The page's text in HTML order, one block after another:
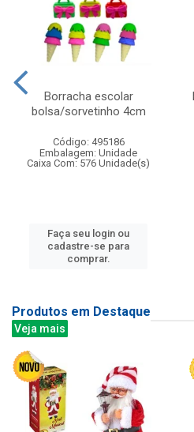
Borracha escolar
bolsa/sorvetinho 4cm
Código: 495186
Embalagem: Unidade
Caixa Com: 576 Unidade(s)
Faça seu login ou
cadastre-se para
comprar.
Produtos em Destaque
Veja mais